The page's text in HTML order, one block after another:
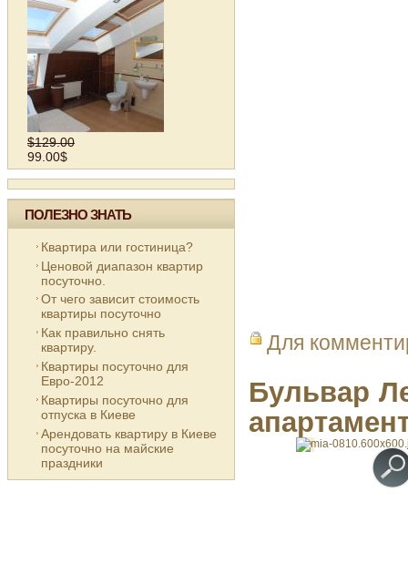
$129.00
99.00$
ПОЛЕЗНО ЗНАТЬ
Квартира или гостиница?
Ценовой диапазон квартир
посуточно.
От чего зависит стоимость
квартиры посуточно
Как правильно снять
квартиру.
Квартиры посуточно для
Евро-2012
Квартиры посуточно для
отпуска в Киеве
Арендовать квартиру в Киеве
посуточно на майские
праздники
Для
Бульвар